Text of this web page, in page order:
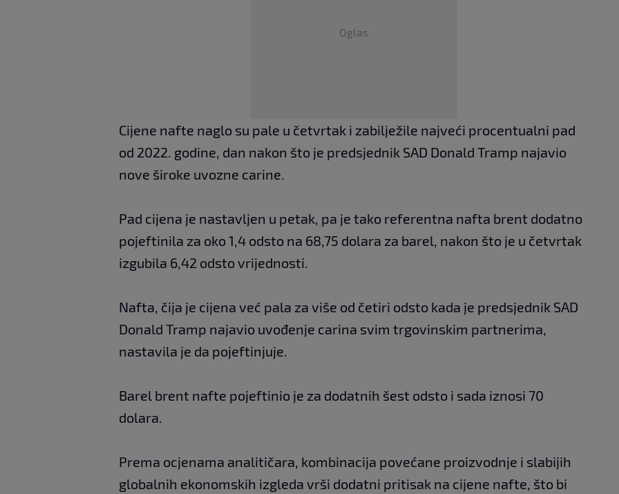
Oglas
Cijene nafte naglo su pale u četvrtak i zabilježile najveći procentualni pad
od 2022. godine, dan nakon što je predsjednik SAD Donald Tramp najavio
nove široke uvozne carine.
Pad cijena je nastavljen u petak, pa je tako referentna nafta brent dodatno
pojeftinila za oko 1,4 odsto na 68,75 dolara za barel, nakon što je u četvrtak
izgubila 6,42 odsto vrijednosti.
Nafta, čija je cijena već pala za više od četiri odsto kada je predsjednik SAD
Donald Tramp najavio uvođenje carina svim trgovinskim partnerima,
nastavila je da pojeftinjuje.
Barel brent nafte pojeftinio je za dodatnih šest odsto i sada iznosi 70
dolara.
Prema ocjenama analitičara, kombinacija povećane proizvodnje i slabijih
globalnih ekonomskih izgleda vrši dodatni pritisak na cijene nafte, što bi